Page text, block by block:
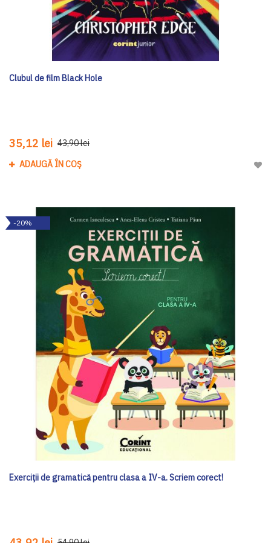
Clubul de film Black Hole
35,12 lei 43,90 lei
ADAUGĂ ÎN COȘ
-20%
Exerciții de gramatică pentru clasa a IV-a. Scriem corect!